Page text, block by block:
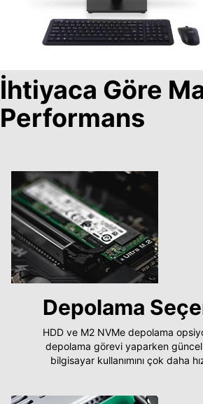
İhtiyaca Göre
Performans
Depolama
HDD ve M2 NVMe depolama
depolama görevi yaparken
bilgisayar kullanımını çok daha